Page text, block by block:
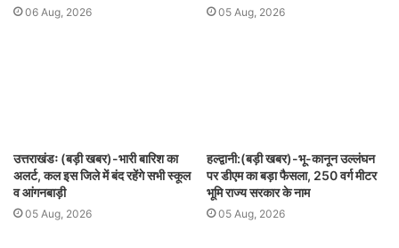
06 Aug, 2026 05 Aug, 2026
उत्तराखंडः (बड़ी खबर)-भारी बारिश का
अलर्ट, कल इस जिले में बंद रहेंगे सभी स्कूल
व आंगनबाड़ी
05 Aug, 2026
हल्द्वानी:(बड़ी खबर)-भू-कानून उल्लंघन
पर डीएम का बड़ा फैसला, 250 वर्ग मीटर
भूमि राज्य सरकार के नाम
05 Aug, 2026